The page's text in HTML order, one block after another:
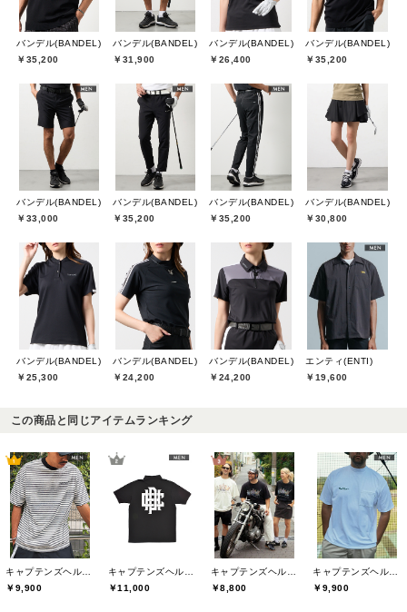
バンデル(BANDEL)
￥35,200
バンデル(BANDEL)
￥31,900
バンデル(BANDEL)
￥26,400
バンデル(BANDEL)
￥35,200
バンデル(BANDEL)
￥33,000
バンデル(BANDEL)
￥35,200
バンデル(BANDEL)
￥35,200
バンデル(BANDEL)
￥30,800
バンデル(BANDEL)
￥25,300
バンデル(BANDEL)
￥24,200
バンデル(BANDEL)
￥24,200
エンティ(ENTI)
￥19,600
この商品と同じアイテムランキング
￥9,900
￥11,000
￥8,800
￥9,900